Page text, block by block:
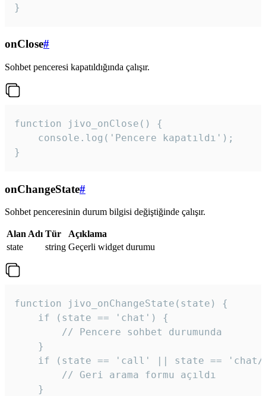
}
onClose#
Sohbet penceresi kapatıldığında çalışır.
function jivo_onClose() {
    console.log('Pencere kapatıldı');
}
onChangeState#
Sohbet penceresinin durum bilgisi değiştiğinde çalışır.
Alan Adı Tür
Açıklama
state
string Geçerli widget durumu
function jivo_onChangeState(state) {
    if (state == 'chat') {
        // Pencere sohbet durumunda
    }
if (state == 'call' || state ==
        // Geri arama formu açıldı
    }